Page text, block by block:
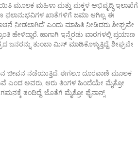
ಮೂಲಕ ಮಹಿಳಾ ಮತ್ತು ಮಕ್ಕಳ ಅಭಿವೃದ್ಧಿ ಇಲಾಖೆಗೆ
ಫಲಾನುಭವಿಗಳ ಖಾತೆಗಳಿಗೆ ಜಮಾ ಆಗಿಲ್ಲ. ಈ
ನೀಡಲಾಗಿದೆ’ ಎಂದು ಮಾಹಿತಿ ನೀಡಿದರು.ಶೀಘ್ರವೇ
ಹೇಳಿದ್ದಾರೆ. ಹಾಗಾಗಿ ಇನ್ನೆರಡು ವಾರಗಳಲ್ಲಿ ಪ್ರಯಾಣ
ಜನರನ್ನು ತುಂಬಾ ಮಿಸ್ ಮಾಡಿಕೊಳ್ಳುತ್ತಿದ್ದೆ. ಶೀಘ್ರವೇ
ಜೀವನ ನಡೆಯುತ್ತಿದೆ. ಈಗಲೂ ದೂರವಾಣಿ ಮೂಲಕ
ಎಂದ ಅವರು, ಆರು ತಿಂಗಳ ಹಿಂದೆಯೇ ಮೈಕ್ರೋ
ತಂದಿದ್ದೆ, ಜೊತೆಗೆ ಮೈಕ್ರೋ ಫೈನಾನ್ಸ್